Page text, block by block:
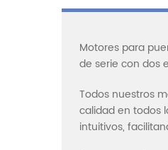
Motores para
de serie con dos
Todos nuestros
calidad en todos
intuitivos,